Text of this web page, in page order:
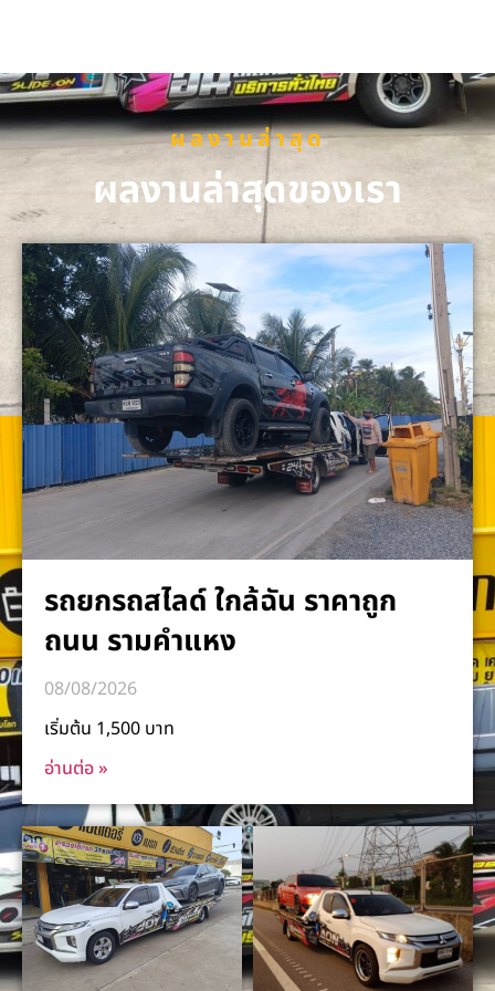
ผลงานล่าสุด
ผลงานล่าสุดของเรา
รถยกรถสไลด์ ใกล้ฉัน ราคาถูก
ถนน รามคำแหง
08/08/2026
เริ่มต้น 1,500 บาท
อ่านต่อ »